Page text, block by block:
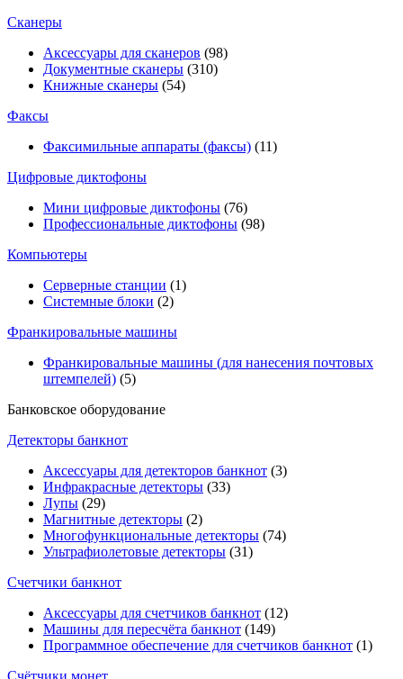
Сканеры
Аксессуары для сканеров (98)
Документные сканеры (310)
Книжные сканеры (54)
Факсы
Факсимильные аппараты (факсы) (11)
Цифровые диктофоны
Мини цифровые диктофоны (76)
Профессиональные диктофоны (98)
Компьютеры
Серверные станции (1)
Системные блоки (2)
Франкировальные машины
Франкировальные машины (для нанесения почтовых
штемпелей) (5)
Банковское оборудование
Детекторы банкнот
Аксессуары для детекторов банкнот (3)
Инфракрасные детекторы (33)
Лупы (29)
Магнитные детекторы (2)
Многофункциональные детекторы (74)
Ультрафиолетовые детекторы (31)
Счетчики банкнот
Аксессуары для счетчиков банкнот (12)
Машины для пересчёта банкнот (149)
Программное обеспечение для счетчиков банкнот (1)
Счётчики монет